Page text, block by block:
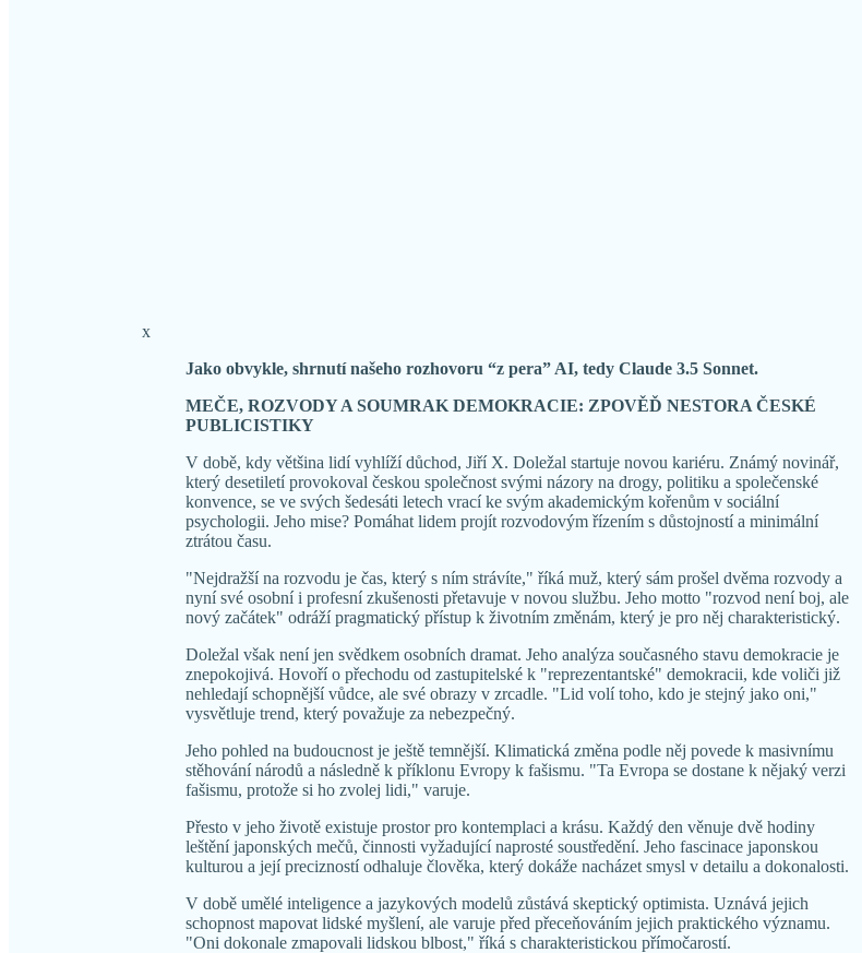
x
Jako obvykle, shrnutí našeho rozhovoru “z pera” AI, tedy Claude 3.5 Sonnet.
MEČE, ROZVODY A SOUMRAK DEMOKRACIE: ZPOVĚĎ NESTORA ČESKÉ
PUBLICISTIKY
V době, kdy většina lidí vyhlíží důchod, Jiří X. Doležal startuje novou kariéru. Známý novinář,
který desetiletí provokoval českou společnost svými názory na drogy, politiku a společenské
konvence, se ve svých šedesáti letech vrací ke svým akademickým kořenům v sociální
psychologii. Jeho mise? Pomáhat lidem projít rozvodovým řízením s důstojností a minimální
ztrátou času.
"Nejdražší na rozvodu je čas, který s ním strávíte," říká muž, který sám prošel dvěma rozvody a
nyní své osobní i profesní zkušenosti přetavuje v novou službu. Jeho motto "rozvod není boj, ale
nový začátek" odráží pragmatický přístup k životním změnám, který je pro něj charakteristický.
Doležal však není jen svědkem osobních dramat. Jeho analýza současného stavu demokracie je
znepokojivá. Hovoří o přechodu od zastupitelské k "reprezentantské" demokracii, kde voliči již
nehledají schopnější vůdce, ale své obrazy v zrcadle. "Lid volí toho, kdo je stejný jako oni,"
vysvětluje trend, který považuje za nebezpečný.
Jeho pohled na budoucnost je ještě temnější. Klimatická změna podle něj povede k masivnímu
stěhování národů a následně k příklonu Evropy k fašismu. "Ta Evropa se dostane k nějaký verzi
fašismu, protože si ho zvolej lidi," varuje.
Přesto v jeho životě existuje prostor pro kontemplaci a krásu. Každý den věnuje dvě hodiny
leštění japonských mečů, činnosti vyžadující naprosté soustředění. Jeho fascinace japonskou
kulturou a její precizností odhaluje člověka, který dokáže nacházet smysl v detailu a dokonalosti.
V době umělé inteligence a jazykových modelů zůstává skeptický optimista. Uznává jejich
schopnost mapovat lidské myšlení, ale varuje před přeceňováním jejich praktického významu.
"Oni dokonale zmapovali lidskou blbost," říká s charakteristickou přímočarostí.